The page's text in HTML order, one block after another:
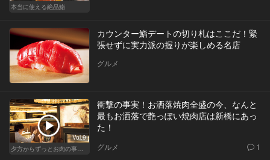
本当に使える絶品鮨
カウンター鮨デートの切り札はここだ！緊
張せずに実力派の握りが楽しめる名店
グルメ
Vol.9
夕方からずっとお肉の事を考えてる貴方へ
衝撃の事実！お洒落焼肉全盛の今、なんと
最もお洒落で艶っぽい焼肉店は新橋にあっ
た！
グルメ 1